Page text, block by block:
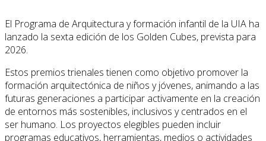
El Programa de Arquitectura y formación infantil de la UIA ha
lanzado la sexta edición de los Golden Cubes, prevista para
2026.
Estos premios trienales tienen como objetivo promover la
formación arquitectónica de niños y jóvenes, animando a las
futuras generaciones a participar activamente en la creación
de entornos más sostenibles, inclusivos y centrados en el
ser humano. Los proyectos elegibles pueden incluir
programas educativos, herramientas, medios o actividades